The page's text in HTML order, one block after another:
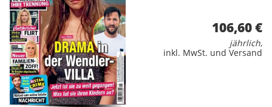
106,60 €
jährlich,
inkl. MwSt. und Versand